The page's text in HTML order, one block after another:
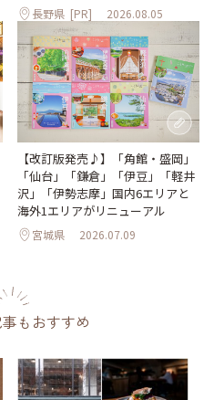
長野県 [PR] 2026.08.05
【改訂版発売♪】「角館・盛岡」
「仙台」「鎌倉」「伊豆」「軽井
沢」「伊勢志摩」国内6エリアと
海外1エリアがリニューアル
宮城県 2026.07.09
もおすすめ